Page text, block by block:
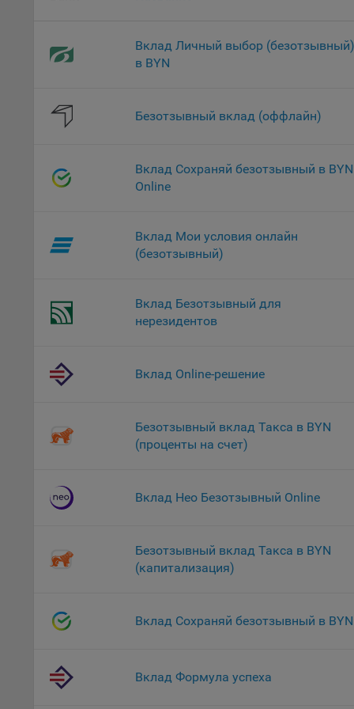
Вклад Личный выбор (безотзывный)
в BYN
Безотзывный вклад (оффлайн)
Вклад Сохраняй безотзывный в BYN
Online
Вклад Мои условия онлайн
(безотзывный)
Вклад Безотзывный для
нерезидентов
Вклад Online-решение
Безотзывный вклад Такса в BYN
(проценты на счет)
Вклад Нео Безотзывный Online
Безотзывный вклад Такса в BYN
(капитализация)
Вклад Сохраняй безотзывный в BYN
Вклад Формула успеха